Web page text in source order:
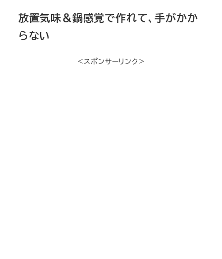
放置気味＆鍋感覚で作れて、手がかか
らない
＜スポンサーリンク＞